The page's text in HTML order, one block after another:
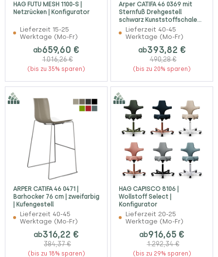
HAG FUTU MESH 1100-S |
Netzrücken | Konfigurator
Lieferzeit 15-25
Werktage (Mo-Fr)
ab659,60 €
1.016,26 €
(bis zu 35% sparen)
Arper CATIFA 46 0369 mit
Sternfuß Drehgestell
schwarz Kunststoffschale
einfarbig mit Armlehnen
Lieferzeit 40-45
Werktage (Mo-Fr)
ab393,82 €
490,28 €
(bis zu 20% sparen)
ARPER CATIFA 46 0471 |
Barhocker 76 cm | zweifarbig
| Kufengestell
Lieferzeit 40-45
Werktage (Mo-Fr)
ab316,22 €
384,37 €
(bis zu 18% sparen)
HAG CAPISCO 8106 |
Wollstoff Select |
Konfigurator
Lieferzeit 20-25
Werktage (Mo-Fr)
ab916,65 €
1.292,34 €
(bis zu 29% sparen)